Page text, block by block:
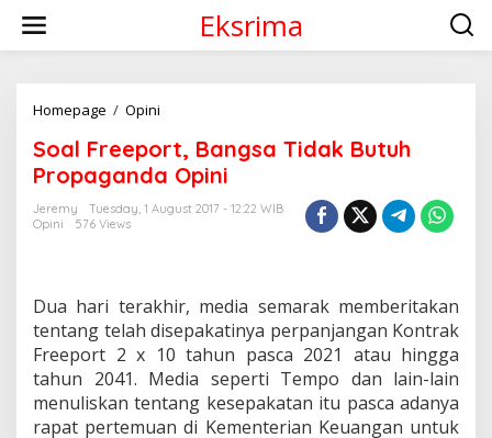
i
Eksrima
Homepage / Opini
a
l
F
r
r
t
,
B
a
n
g
Soal Freeport, Bangsa Tidak Butuh
Propaganda Opini
Jeremy
Tuesday, 1 August 2017 - 12:22 WIB
Opini
576 Views
Dua hari terakhir, media semarak memberitakan
tentang telah disepakatinya perpanjangan Kontrak
Freeport 2 x 10 tahun pasca 2021 atau hingga
tahun 2041. Media seperti Tempo dan lain-lain
menuliskan tentang kesepakatan itu pasca adanya
rapat pertemuan di Kementerian Keuangan untuk